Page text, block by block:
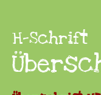
H-Schrift